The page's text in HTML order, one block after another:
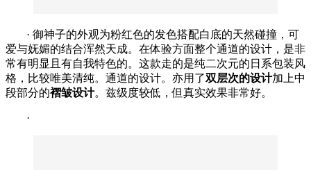
· 御神子的外观为粉红色的发色搭配白底的天然碰撞，可
爱与妩媚的结合浑然天成。在体验方面整个通道的设计，是非
常有明显且有自我特色的。这款走的是纯二次元的日系包装风
格，比较唯美清纯。通道的设计。亦用了双层次的设计加上中
段部分的褶皱设计。兹级度较低，但真实效果非常好。
·